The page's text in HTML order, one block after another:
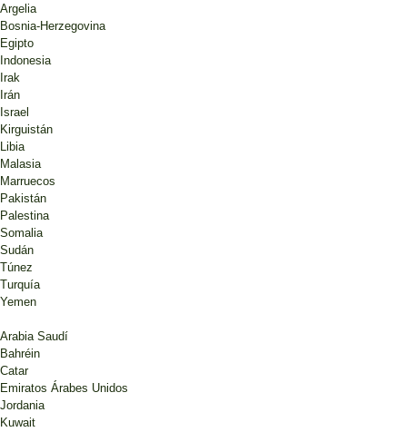
Argelia
Bosnia-Herzegovina
Egipto
Indonesia
Irak
Irán
Israel
Kirguistán
Libia
Malasia
Marruecos
Pakistán
Palestina
Somalia
Sudán
Túnez
Turquía
Yemen
Arabia Saudí
Bahréin
Catar
Emiratos Árabes Unidos
Jordania
Kuwait